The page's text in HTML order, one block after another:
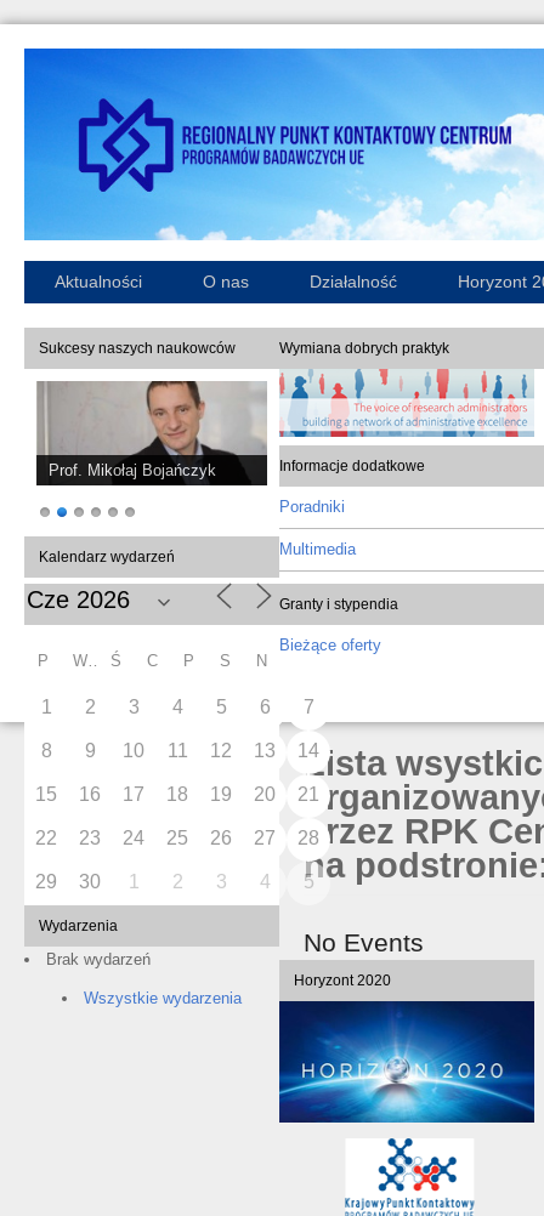
Aktualności O nas Działalność Horyzont
Sukcesy naszych naukowców
Prof. Mikołaj Bojańczyk
Kalendarz wydarzeń
P Ś C P S N
1 2 3 4 5 6 7
8 9 10 11 12 13 14
15 16 17 18 19 20 21
22 23 24 25 26 27 28
29 30 1 2 3 4 5
Wydarzenia
Brak wydarzeń
Wszystkie wydarzenia
Wymiana dobrych praktyk
Informacje dodatkowe
Poradniki
Multimedia
Granty i stypendia
Bieżące oferty
Lista
przez RPK
na
No Events
Horyzont 2020